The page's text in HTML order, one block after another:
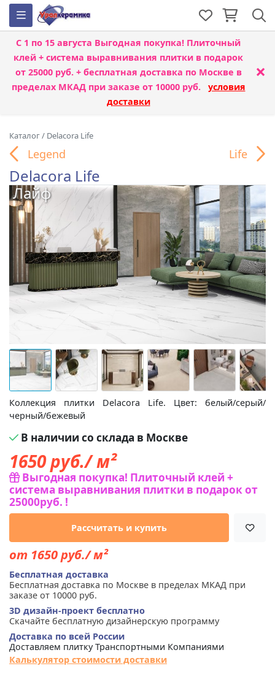
С 1 по 15 августа Выгодная покупка! Плиточный
клей + система выравнивания плитки в подарок
от 25000 руб. + бесплатная доставка по Москве в
пределах МКАД при заказе от 10000 руб. условия
доставки
×
Каталог/ Delacora Life
Legend Life
Delacora Life
Лайф
Коллекция плитки Delacora Life. Цвет: белый/серый/
черный/бежевый
В наличии со склада в Москве
1650руб./ м²
Выгодная покупка! Плиточный клей +
система выравнивания плитки в подарок от
25000руб. !
Рассчитать и купить
от 1650 руб./ м²
Бесплатная доставка
Бесплатная доставка по Москве в пределах МКАД при
заказе от 10000 руб.
3D дизайн-проект бесплатно
Скачайте бесплатную дизайнерскую программу
Доставка по всей России
Доставляем плитку Транспортными Компаниями
Калькулятор стоимости доставки